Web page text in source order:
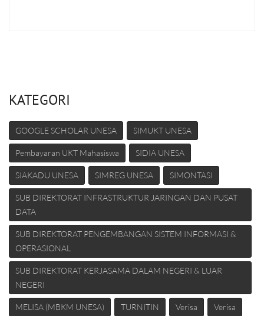
KATEGORI
GOOGLE SCHOLAR UNESA SIMUKT UNESA
Pembayaran UKT Mahasiswa SIDIA UNESA
SIAKADU UNESA SIMREG UNESA SIMONTASI
SUB DIREKTORAT INFRASTRUKTUR JARINGAN DAN PUSAT
DATA
SUB DIREKTORAT PENGEMBANGAN SISTEM INFORMASI &
OPERASIONAL
SUB DIREKTORAT KERJASAMA DALAM NEGERI & LUAR
NEGERI
MELISA (MBKM UNESA) TURNITIN Verisa Verisa